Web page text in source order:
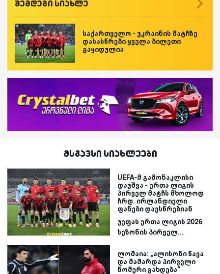
შემდეგი სიახლე
საქართველო - უკრაინის მატჩზე
დასასწრები ყველა ბილეთი
გაყიდულია
მსგავსი სიახლეები
UEFA-მ გამონაკლისი
დაუშვა - ერთა ლიგის
პირველ მატჩს მხოლოდ
ჩრდ. ირლანდიელი
ფანები დაესწრებიან
უეფას ერთა ლიგის 2026
სეზონის პირველ...
ლომაია: „ალისონი წავა
და მამარდა პირველი
ნომერი გახდება“